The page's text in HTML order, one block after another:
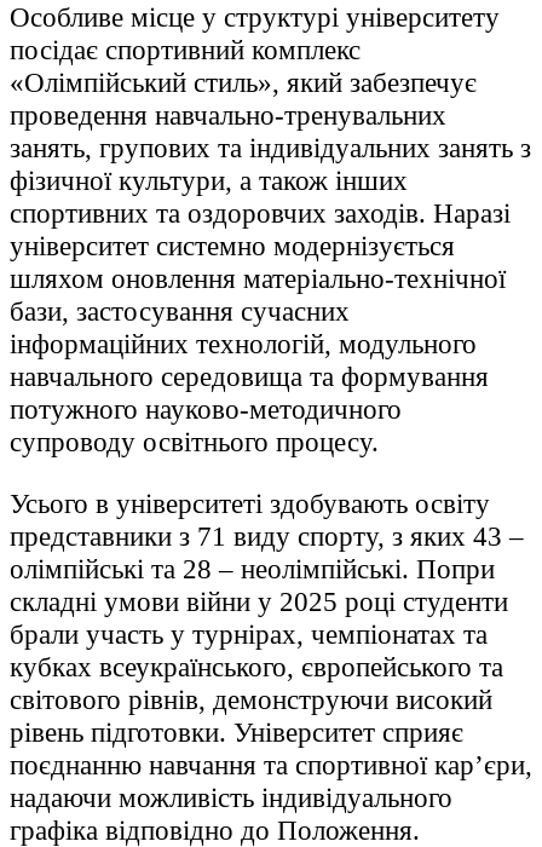
Особливе місце у структурі університету
посідає спортивний комплекс
«Олімпійський стиль», який забезпечує
проведення навчально-тренувальних
занять, групових та індивідуальних занять з
фізичної культури, а також інших
спортивних та оздоровчих заходів. Наразі
університет системно модернізується
шляхом оновлення матеріально-технічної
бази, застосування сучасних
інформаційних технологій, модульного
навчального середовища та формування
потужного науково-методичного
супроводу освітнього процесу.
Усього в університеті здобувають освіту
представники з 71 виду спорту, з яких 43 –
олімпійські та 28 – неолімпійські. Попри
складні умови війни у 2025 році студенти
брали участь у турнірах, чемпіонатах та
кубках всеукраїнського, європейського та
світового рівнів, демонструючи високий
рівень підготовки. Університет сприяє
поєднанню навчання та спортивної кар’єри,
надаючи можливість індивідуального
графіка відповідно до Положення.